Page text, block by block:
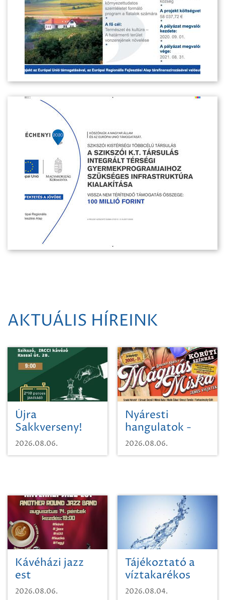
AKTUÁLIS HÍREINK
Újra
Sakkverseny!
2026.08.06.
Nyáresti
hangulatok -
Mágnás Miska
2026.08.06.
Kávéházi jazz
est
2026.08.06.
Tájékoztató a
víztakarékos
vízhasználatról
2026.08.04.